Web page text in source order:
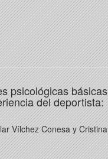
psicológicas básicas
del deportista:
Vílchez Conesa y Cristina